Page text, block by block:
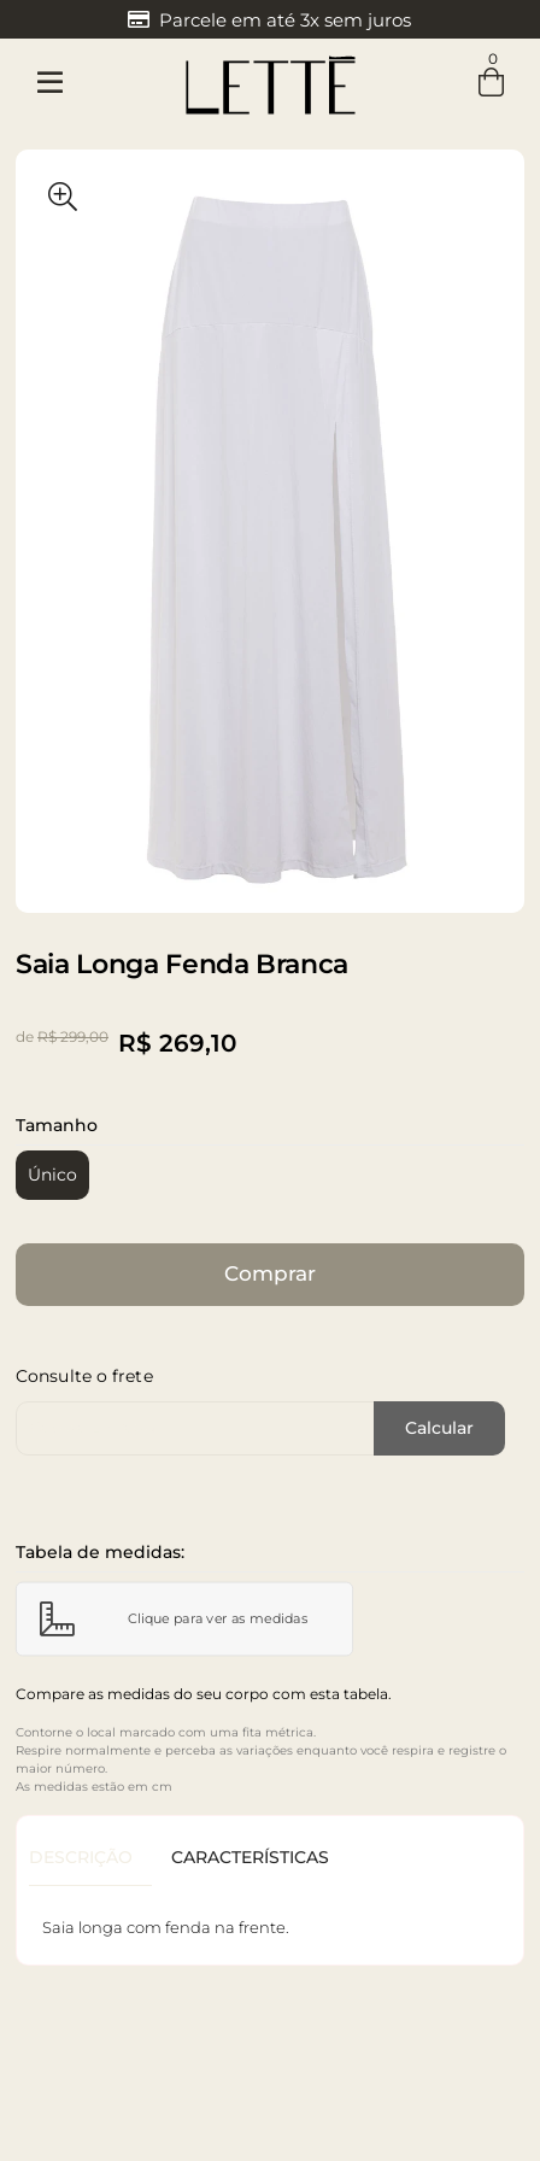
Parcele em até 3x sem juros
0
Saia Longa Fenda Branca
de R$ 299,00 R$ 269,10
Tamanho
Único
Comprar
Consulte o frete
Calcular
Tabela de medidas:
Clique para ver as medidas
Compare as medidas do seu corpo com esta tabela.
Contorne o local marcado com uma fita métrica.
Respire normalmente e perceba as variações enquanto você respira e registre o
maior número.
As medidas estão em cm
DESCRIÇÃO CARACTERÍSTICAS
Saia longa com fenda na frente.